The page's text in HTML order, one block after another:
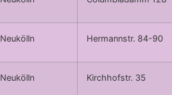
Neukölln Hermannstr. 84-90
Neukölln Kirchhofstr. 35